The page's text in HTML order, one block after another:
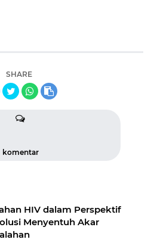
SHARE
komentar
HIV dalam Perspektif
Menyentuh Akar